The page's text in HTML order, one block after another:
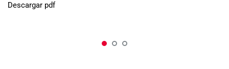
Descargar pdf